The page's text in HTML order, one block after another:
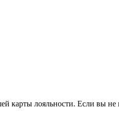
карты лояльности. Если вы